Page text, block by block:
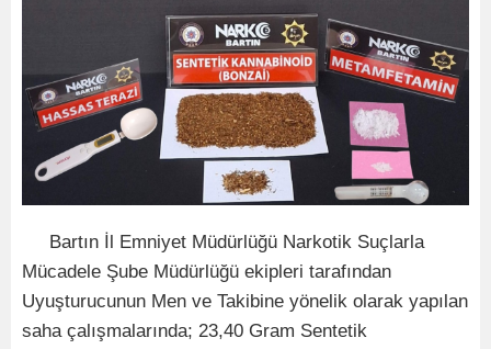
Bartın İl Emniyet Müdürlüğü Narkotik Suçlarla
Mücadele Şube Müdürlüğü ekipleri tarafından
Uyuşturucunun Men ve Takibine yönelik olarak yapılan
saha çalışmalarında; 23,40 Gram Sentetik